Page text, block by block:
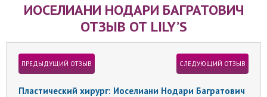
ИОСЕЛИАНИ НОДАРИ БАГРАТОВИЧ
ОТЗЫВ ОТ LILY’S
ПРЕДЫДУЩИЙ ОТЗЫВ СЛЕДУЮЩИЙ ОТЗЫВ
Пластический хирург: Иоселиани Нодари Багратович